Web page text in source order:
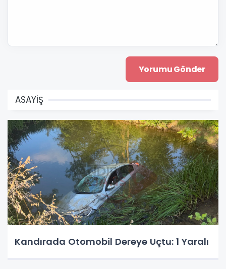
ASAYİŞ
Kandırada Otomobil Dereye Uçtu: 1 Yaralı